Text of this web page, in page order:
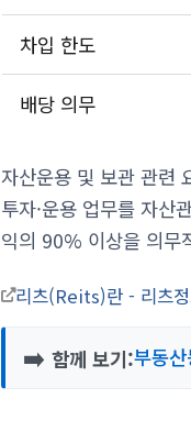
차입 한도
배당 의무
자산운용 및 보관 관련
투자·운용 업무를 자산
익의 90% 이상을 의무
리츠(Reits)란 - 리츠
➡️ 함께 보기:부동